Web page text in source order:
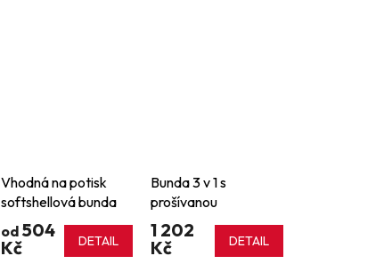
Vhodná na potisk
softshellová bunda
Ablaze
od504
Kč
DETAIL
Bunda 3 v 1 s
prošívanou
bodywarmer
1 202
Kč
DETAIL